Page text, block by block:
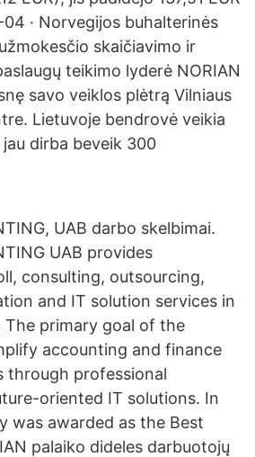
· Norvegijos buhalterinės
skaičiavimo ir
teikimo lyderė NORIAN
savo veiklos plėtrą Vilniaus
Lietuvoje bendrovė veikia
dirba beveik 300
UAB darbo skelbimai.
UAB provides
consulting, outsourcing,
and IT solution services in
primary goal of the
accounting and finance
through professional
oriented IT solutions. In
was awarded as the Best
palaiko dideles darbuotojų